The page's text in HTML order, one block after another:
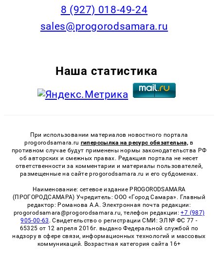
8 (927) 018-49-24
sales@progorodsamara.ru
Наша статистика
При использовании материалов новостного портала
progorodsamara.ru гиперссылка на ресурс обязательна, в
противном случае будут применены нормы законодательства РФ
об авторских и смежных правах. Редакция портала не несет
ответственности за комментарии и материалы пользователей,
размещенные на сайте progorodsamara.ru и его субдоменах.
Наименование: сетевое издание PROGORODSAMARA
(ПРОГОРОДСАМАРА) Учредитель: ООО «Город Самара». Главный
редактор: Романова А.А. Электронная почта редакции:
progorodsamara@progorodsamara.ru, телефон редакции:+7 (987)
905-00-63 . Свидетельство о регистрации СМИ: ЭЛ № ФС 77 -
65325 от 12 апреля 2016г. выдано Федеральной службой по
надзору в сфере связи, информационных технологий и массовых
коммуникаций. Возрастная категория сайта 16+